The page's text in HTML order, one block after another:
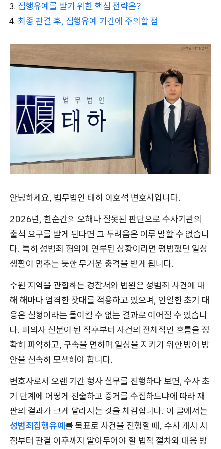
집행유예를 받기 위한 핵심 전략은?
최종 판결 후, 집행유예 기간에 주의할 점
안녕하세요, 법무법인 태하 이호석 변호사입니다.
2026년, 한순간의 오해나 잘못된 판단으로 수사기관의
출석 요구를 받게 된다면 그 두려움은 이루 말할 수 없습니
다. 특히 성범죄 혐의에 연루된 상황이라면 평범했던 일상
생활이 멈추는 듯한 무거운 충격을 받게 됩니다.
수원 지역을 관할하는 경찰서와 법원은 성범죄 사건에 대
해 해마다 엄격한 잣대를 적용하고 있으며, 안일한 초기 대
응은 실형이라는 돌이킬 수 없는 결과로 이어질 수 있습니
다. 피의자 신분이 된 직후부터 사건의 전체적인 흐름을 정
확히 파악하고, 구속을 면하며 일상을 지키기 위한 방어 방
안을 신속히 모색해야 합니다.
변호사로서 오랜 기간 형사 실무를 진행하다 보면, 수사 초
기 단계에 어떻게 진술하고 증거를 수집하느냐에 따라 재
판의 결과가 크게 달라지는 것을 체감합니다. 이 글에서는
성범죄집행유예를 목표로 사건을 진행할 때, 수사 개시 시
점부터 판결 이후까지 알아두어야 할 법적 절차와 대응 방